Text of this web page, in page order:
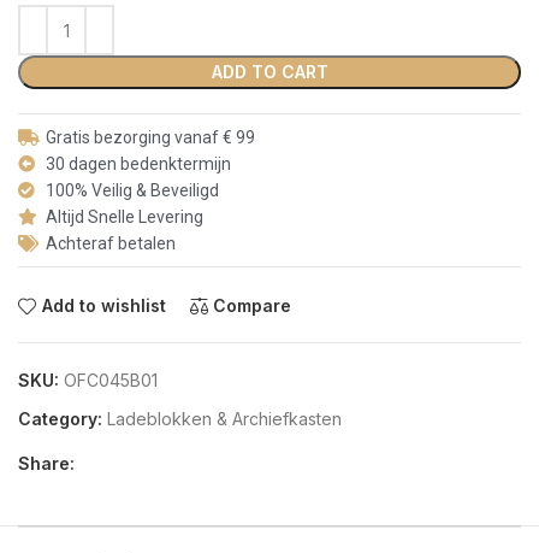
ADD TO CART
Gratis bezorging vanaf € 99
30 dagen bedenktermijn
100% Veilig & Beveiligd
Altijd Snelle Levering
Achteraf betalen
Add to wishlist Compare
SKU: OFC045B01
Category: Ladeblokken & Archiefkasten
Share: